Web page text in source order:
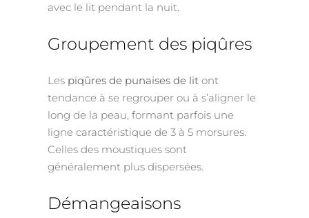
avec le lit pendant la nuit.
Groupement des piqûres
Les piqûres de punaises de litont
tendance à se regrouper ou à s’aligner le
long de la peau, formant parfois une
ligne caractéristique de 3 à 5 morsures.
Celles des moustiques sont
généralement plus dispersées.
Démangeaisons